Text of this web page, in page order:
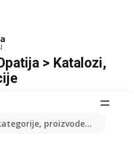
proizvode...
> Katalozi,